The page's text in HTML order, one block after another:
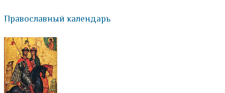
Православный календарь